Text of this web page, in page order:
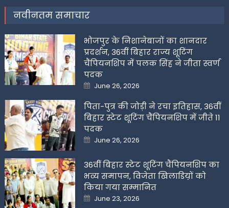
नवीनतम समाचार
भोजपुर के निशानेबाजों का शानदार
प्रदर्शन, 36वीं बिहार राज्य शूटिंग
चैंपियनशिप में पलक सिंह ने जीता स्वर्ण
पदक
Posted
on
June 26, 2026
पिता-पुत्र की जोड़ी ने रचा इतिहास, 36वीं
बिहार स्टेट शूटिंग चैंपियनशिप में जीते 11
पदक
Posted
on
June 26, 2026
36वीं बिहार स्टेट शूटिंग चैंपियनशिप का
भव्य समापन, विजेता खिलाडिय़ों को
किया गया सम्मानित
Posted
on
June 23, 2026